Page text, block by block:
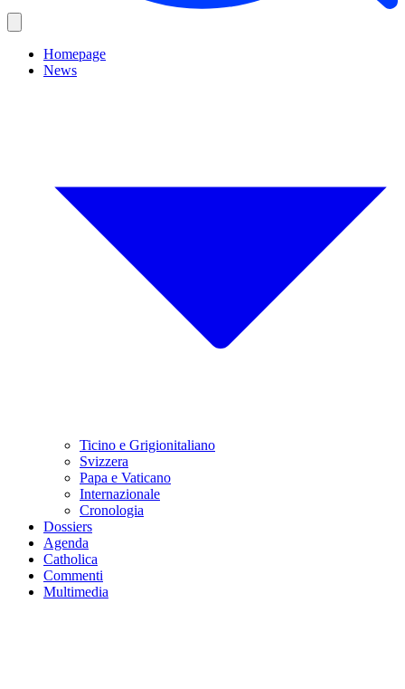
Homepage
News
Ticino e Grigionitaliano
Svizzera
Papa e Vaticano
Internazionale
Cronologia
Dossiers
Agenda
Catholica
Commenti
Multimedia